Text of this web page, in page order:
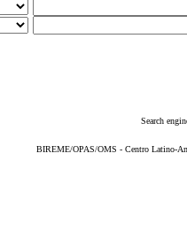
Search
BIREME/OPAS/OMS - Centro Latino-